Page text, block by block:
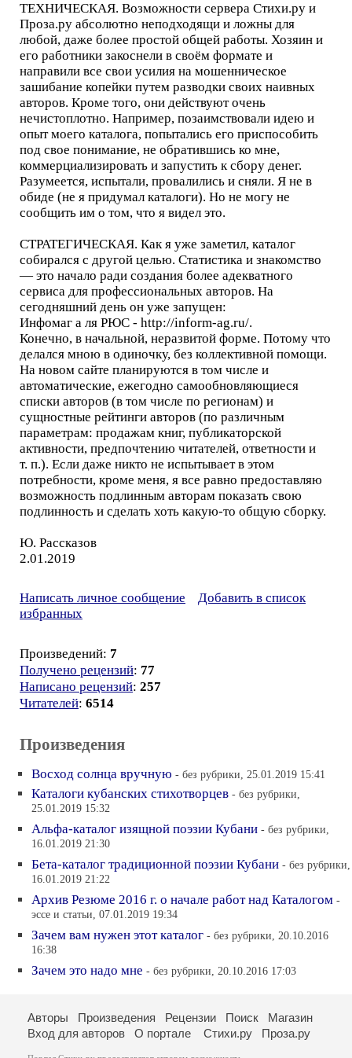
ТЕХНИЧЕСКАЯ. Возможности сервера Стихи.ру и
Проза.ру абсолютно неподходящи и ложны для
любой, даже более простой общей работы. Хозяин и
его работники закоснели в своём формате и
направили все свои усилия на мошенническое
зашибание копейки путем разводки своих наивных
авторов. Кроме того, они действуют очень
нечистоплотно. Например, позаимствовали идею и
опыт моего каталога, попытались его приспособить
под свое понимание, не обратившись ко мне,
коммерциализировать и запустить к сбору денег.
Разумеется, испытали, провалились и сняли. Я не в
обиде (не я придумал каталоги). Но не могу не
сообщить им о том, что я видел это.
СТРАТЕГИЧЕСКАЯ. Как я уже заметил, каталог
собирался с другой целью. Статистика и знакомство
— это начало ради создания более адекватного
сервиса для профессиональных авторов. На
сегодняшний день он уже запущен:
Инфомаг а ля РЮС - http://inform-ag.ru/.
Конечно, в начальной, неразвитой форме. Потому что
делался мною в одиночку, без коллективной помощи.
На новом сайте планируются в том числе и
автоматические, ежегодно самообновляющиеся
списки авторов (в том числе по регионам) и
сущностные рейтинги авторов (по различным
параметрам: продажам книг, публикаторской
активности, предпочтению читателей, ответности и
т. п.). Если даже никто не испытывает в этом
потребности, кроме меня, я все равно предоставляю
возможность подлинным авторам показать свою
подлинность и сделать хоть какую-то общую сборку.
Ю. Рассказов
2.01.2019
Написать личное сообщение
Добавить в список
избранных
Произведений: 7
Получено рецензий: 77
Написано рецензий: 257
Читателей: 6514
Произведения
Восход солнца вручную - без рубрики, 25.01.2019 15:41
Каталоги кубанских стихотворцев - без рубрики,
25.01.2019 15:32
Альфа-каталог изящной поэзии Кубани - без рубрики,
16.01.2019 21:30
Бета-каталог традиционной поэзии Кубани - без рубрики,
16.01.2019 21:22
Архив Резюме 2016 г. о начале работ над Каталогом -
эссе и статьи, 07.01.2019 19:34
Зачем вам нужен этот каталог - без рубрики, 20.10.2016
16:38
Зачем это надо мне - без рубрики, 20.10.2016 17:03
Авторы Произведения Рецензии Поиск
Магазин
Вход для авторов
О портале Стихи.ру Проза.ру